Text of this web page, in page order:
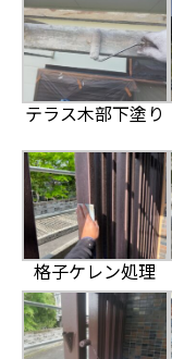
テラス木部下塗り
格子ケレン処理